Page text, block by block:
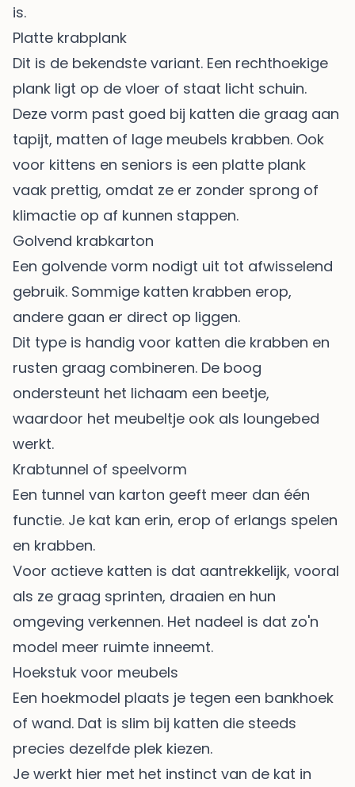
is.
Platte krabplank
Dit is de bekendste variant. Een rechthoekige
plank ligt op de vloer of staat licht schuin.
Deze vorm past goed bij katten die graag aan
tapijt, matten of lage meubels krabben. Ook
voor kittens en seniors is een platte plank
vaak prettig, omdat ze er zonder sprong of
klimactie op af kunnen stappen.
Golvend krabkarton
Een golvende vorm nodigt uit tot afwisselend
gebruik. Sommige katten krabben erop,
andere gaan er direct op liggen.
Dit type is handig voor katten die krabben en
rusten graag combineren. De boog
ondersteunt het lichaam een beetje,
waardoor het meubeltje ook als loungebed
werkt.
Krabtunnel of speelvorm
Een tunnel van karton geeft meer dan één
functie. Je kat kan erin, erop of erlangs spelen
en krabben.
Voor actieve katten is dat aantrekkelijk, vooral
als ze graag sprinten, draaien en hun
omgeving verkennen. Het nadeel is dat zo'n
model meer ruimte inneemt.
Hoekstuk voor meubels
Een hoekmodel plaats je tegen een bankhoek
of wand. Dat is slim bij katten die steeds
precies dezelfde plek kiezen.
Je werkt hier met het instinct van de kat in